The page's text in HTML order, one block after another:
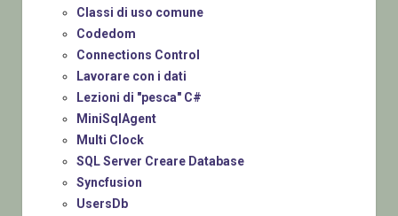
Classi di uso comune
Codedom
Connections Control
Lavorare con i dati
Lezioni di "pesca" C#
MiniSqlAgent
Multi Clock
SQL Server Creare Database
Syncfusion
UsersDb